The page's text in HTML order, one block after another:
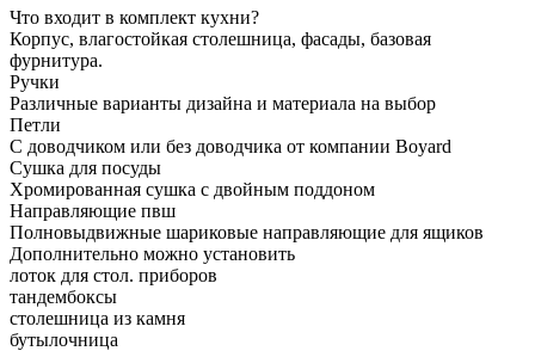
Что входит в комплект кухни?
Корпус, влагостойкая столешница, фасады, базовая
фурнитура.
Ручки
Различные варианты дизайна и материала на выбор
Петли
С доводчиком или без доводчика от компании Boyard
Сушка для посуды
Хромированная сушка с двойным поддоном
Направляющие пвш
Полновыдвижные шариковые направляющие для ящиков
Дополнительно можно установить
лоток для стол. приборов
тандембоксы
столешница из камня
бутылочница